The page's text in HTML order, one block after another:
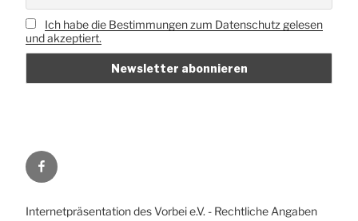
Ich habe die Bestimmungen zum Datenschutz gelesen
und akzeptiert.
Vorbei
e.V.
Facebook
Internetpräsentation des Vorbei e.V. - Rechtliche Angaben